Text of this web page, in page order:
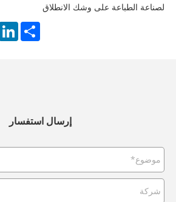
لصناعة الطباعة على وشك الانطلاق
Share
إرسال استفسار